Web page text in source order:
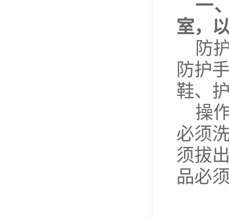
一
室，
防
防护
鞋、
操
必须
须拔
品必